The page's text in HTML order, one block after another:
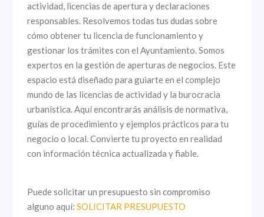
actividad, licencias de apertura y declaraciones
responsables. Resolvemos todas tus dudas sobre
cómo obtener tu licencia de funcionamiento y
gestionar los trámites con el Ayuntamiento. Somos
expertos en la gestión de aperturas de negocios. Este
espacio está diseñado para guiarte en el complejo
mundo de las licencias de actividad y la burocracia
urbanística. Aquí encontrarás análisis de normativa,
guías de procedimiento y ejemplos prácticos para tu
negocio o local. Convierte tu proyecto en realidad
con información técnica actualizada y fiable.
Puede solicitar un presupuesto sin compromiso
alguno aquí: SOLICITAR PRESUPUESTO